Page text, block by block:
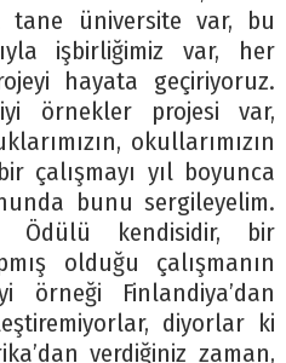
tane üniversite var, bu
işbirliğimiz var, her
hayata geçiriyoruz.
örnekler projesi var,
okullarımızın
çalışmayı yıl boyunca
bunu sergileyelim.
Ödülü kendisidir, bir
olduğu çalışmanın
örneği Finlandiya’dan
diyorlar ki
verdiğiniz zaman,